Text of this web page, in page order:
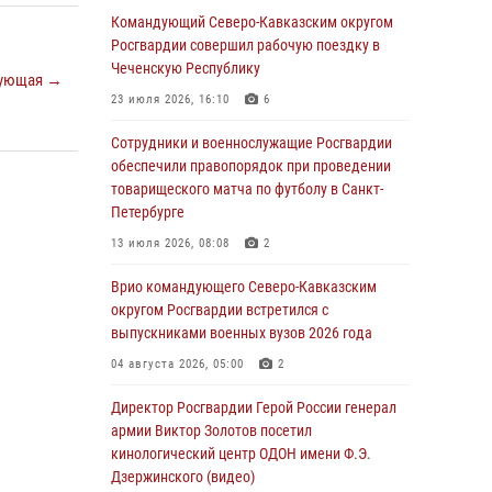
→
Ветеран войск правопорядка генерал-майор
Иван Пияшев – герой выпуска «Легенды
армии с Александром Маршалом»
07 августа 2026, 12:00
Росгвардейцы пресекли попытку руферов
подняться на крышу Смольного собора в
Санкт-Петербурге (видео)
07 августа 2026, 11:34
основам взрывобезопасности
07 августа 2026, 11:33
Рэпер ST посетил раненых росгвардейцев в
ведомства
07 августа 2026, 11:18 2
Патриотическая акция «Каникулы с
Командующий Северо-Кавказским округом
Росгвардии совершил рабочую поездку в
Чеченскую Республику
23 июля 2026, 16:10 6
Сотрудники и военнослужащие Росгвардии
обеспечили правопорядок при проведении
товарищеского матча по футболу в Санкт-
Петербурге
13 июля 2026, 08:08 2
Врио командующего Северо-Кавказским
округом Росгвардии встретился с
выпускниками военных вузов 2026 года
04 августа 2026, 05:00 2
Директор Росгвардии Герой России генерал
армии Виктор Золотов посетил
кинологический центр ОДОН имени Ф.Э.
Дзержинского (видео)